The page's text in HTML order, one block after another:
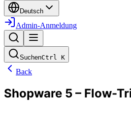
Deutsch
Admin-Anmeldung
SuchenCtrl K
Back
Shopware 5 – Flow-